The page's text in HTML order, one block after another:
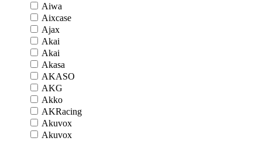
Aiwa
Aixcase
Ajax
Akai
Akai
Akasa
AKASO
AKG
Akko
AKRacing
Akuvox
Akuvox